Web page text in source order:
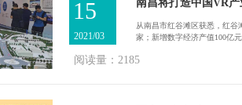
南昌将打造中国VR
从南昌市红谷滩区获悉，红谷
家；新增数字经济产值100亿
阅读量：2185
15
2021/03